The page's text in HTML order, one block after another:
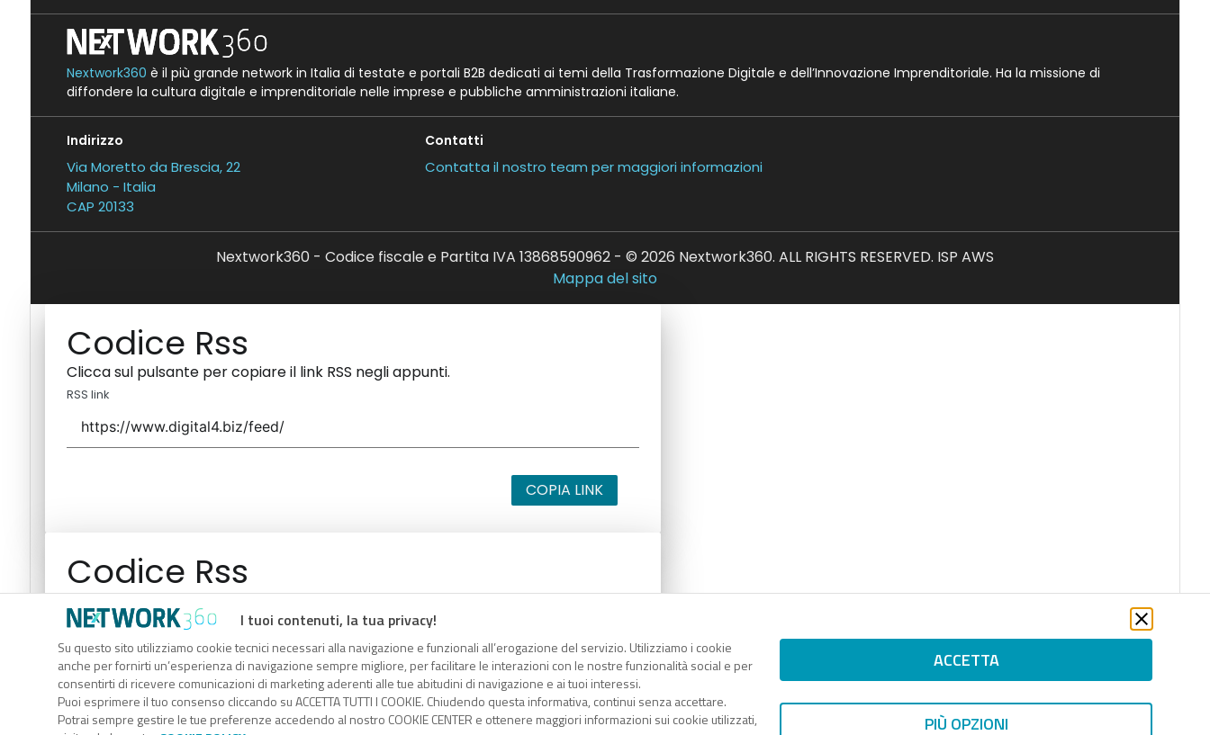
I tuoi contenuti, la tua privacy!
Su questo sito utilizziamo cookie tecnici necessari alla navigazione e funzionali all’erogazione del servizio. Utilizziamo i cookie
anche per fornirti un’esperienza di navigazione sempre migliore, per facilitare le interazioni con le nostre funzionalità social e per
consentirti di ricevere comunicazioni di marketing aderenti alle tue abitudini di navigazione e ai tuoi interessi.
Puoi esprimere il tuo consenso cliccando su ACCETTA TUTTI I COOKIE. Chiudendo questa informativa, continui senza accettare.
Potrai sempre gestire le tue preferenze accedendo al nostro COOKIE CENTER e ottenere maggiori informazioni sui cookie utilizzati,
ACCETTA
PIÙ OPZIONI
Nextwork360 è il più grande network in Italia di testate e portali B2B dedicati ai temi della Trasformazione Digitale e dell’Innovazione Imprenditoriale. Ha la missione di
diffondere la cultura digitale e imprenditoriale nelle imprese e pubbliche amministrazioni italiane.
Indirizzo
Via Moretto da Brescia, 22
Milano - Italia
CAP 20133
Contatti
Contatta il nostro team per maggiori informazioni
Nextwork360 - Codice fiscale e Partita IVA 13868590962 - © 2026 Nextwork360. ALL RIGHTS RESERVED. ISP AWS
Mappa del sito
Codice Rss
Clicca sul pulsante per copiare il link RSS negli appunti.
RSS link
COPIA LINK
Codice Rss
Clicca sul pulsante per copiare il link RSS negli appunti.
RSS link
COPIA LINK